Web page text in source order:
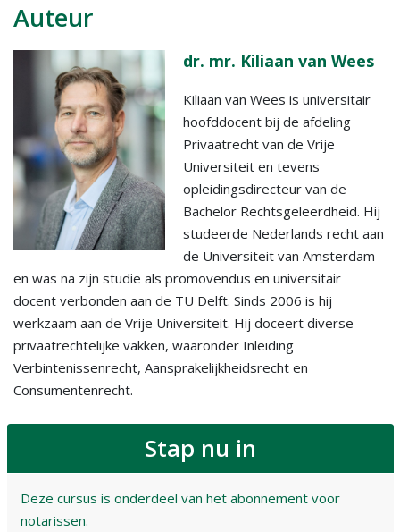
Auteur
dr. mr. Kiliaan van Wees
Kiliaan van Wees is universitair
hoofddocent bij de afdeling
Privaatrecht van de Vrije
Universiteit en tevens
opleidingsdirecteur van de
Bachelor Rechtsgeleerdheid. Hij
studeerde Nederlands recht aan
de Universiteit van Amsterdam
en was na zijn studie als promovendus en universitair
docent verbonden aan de TU Delft. Sinds 2006 is hij
werkzaam aan de Vrije Universiteit. Hij doceert diverse
privaatrechtelijke vakken, waaronder Inleiding
Verbintenissenrecht, Aansprakelijkheidsrecht en
Consumentenrecht.
Stap nu in
Deze cursus is onderdeel van het abonnement voor
notarissen.